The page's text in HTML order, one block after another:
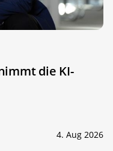
die KI-
4. Aug 2026